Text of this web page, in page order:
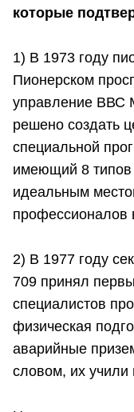
которые
1) В 1973 году
Пионерском
управление ВВС
решено создать
специальной
имеющий 8
идеальным
профессионалов
2) В 1977 году
709 принял
специалистов
физическая
аварийные
словом, их